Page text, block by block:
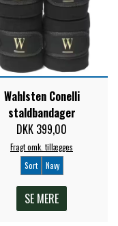
Wahlsten Conelli
staldbandager
DKK 399,00
Fragt omk. tillægges
Sort
Navy
SE MERE